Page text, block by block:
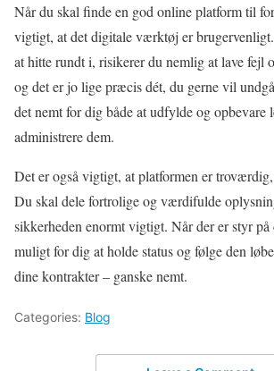
Når du skal finde en god online platform til
vigtigt, at det digitale værktøj er
at hitte rundt i, risikerer du nemlig at lave fejl
og det er jo lige præcis dét, du gerne vil
det nemt for dig både at udfylde og opbevare
administrere dem.
Det er også vigtigt, at platformen er
Du skal dele fortrolige og værdifulde
sikkerheden enormt vigtigt. Når der er styr
muligt for dig at holde status og følge den
dine kontrakter – ganske nemt.
Categories: Blog